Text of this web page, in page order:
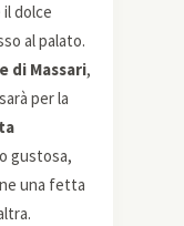
dolce
al palato.
di Massari,
per la
gustosa,
una fetta